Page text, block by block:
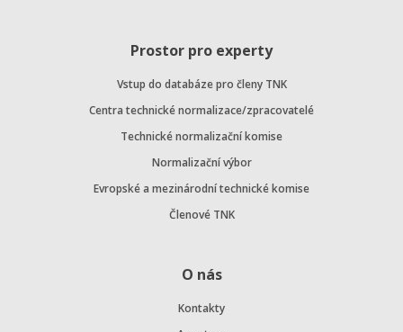
Prostor pro experty
Vstup do databáze pro členy TNK
Centra technické normalizace/zpracovatelé
Technické normalizační komise
Normalizační výbor
Evropské a mezinárodní technické komise
Členové TNK
O nás
Kontakty